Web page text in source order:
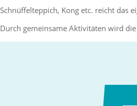
Schnüffelteppich, Kong etc. reicht das
Durch gemeinsame Aktivitäten wird